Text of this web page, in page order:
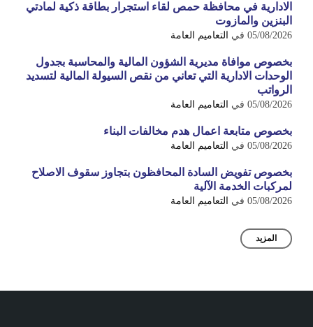
الادارية في محافظة حمص لقاء استجرار بطاقة ذكية لمادتي
البنزين والمازوت
05/08/2026 في التعاميم العامة
بخصوص موافاة مديرية الشؤون المالية والمحاسبة بجدول
الوحدات الادارية التي تعاني من نقص السيولة المالية لتسديد
الرواتب
05/08/2026 في التعاميم العامة
بخصوص متابعة اعمال هدم مخالفات البناء
05/08/2026 في التعاميم العامة
بخصوص تفويض السادة المحافظون بتجاوز سقوف الاصلاح
لمركبات الخدمة الآلية
05/08/2026 في التعاميم العامة
المزيد